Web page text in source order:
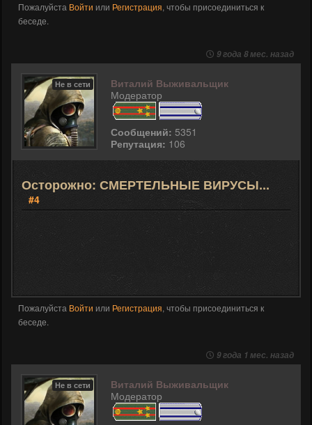
Пожалуйста Войти или Регистрация, чтобы присоединиться к
беседе.
9 года 8 мес. назад
Не в сети
Виталий Выживальщик
Модератор
Сообщений: 5351
Репутация: 106
Осторожно: СМЕРТЕЛЬНЫЕ ВИРУСЫ...
#4
Пожалуйста Войти или Регистрация, чтобы присоединиться к
беседе.
9 года 1 мес. назад
Не в сети
Виталий Выживальщик
Модератор